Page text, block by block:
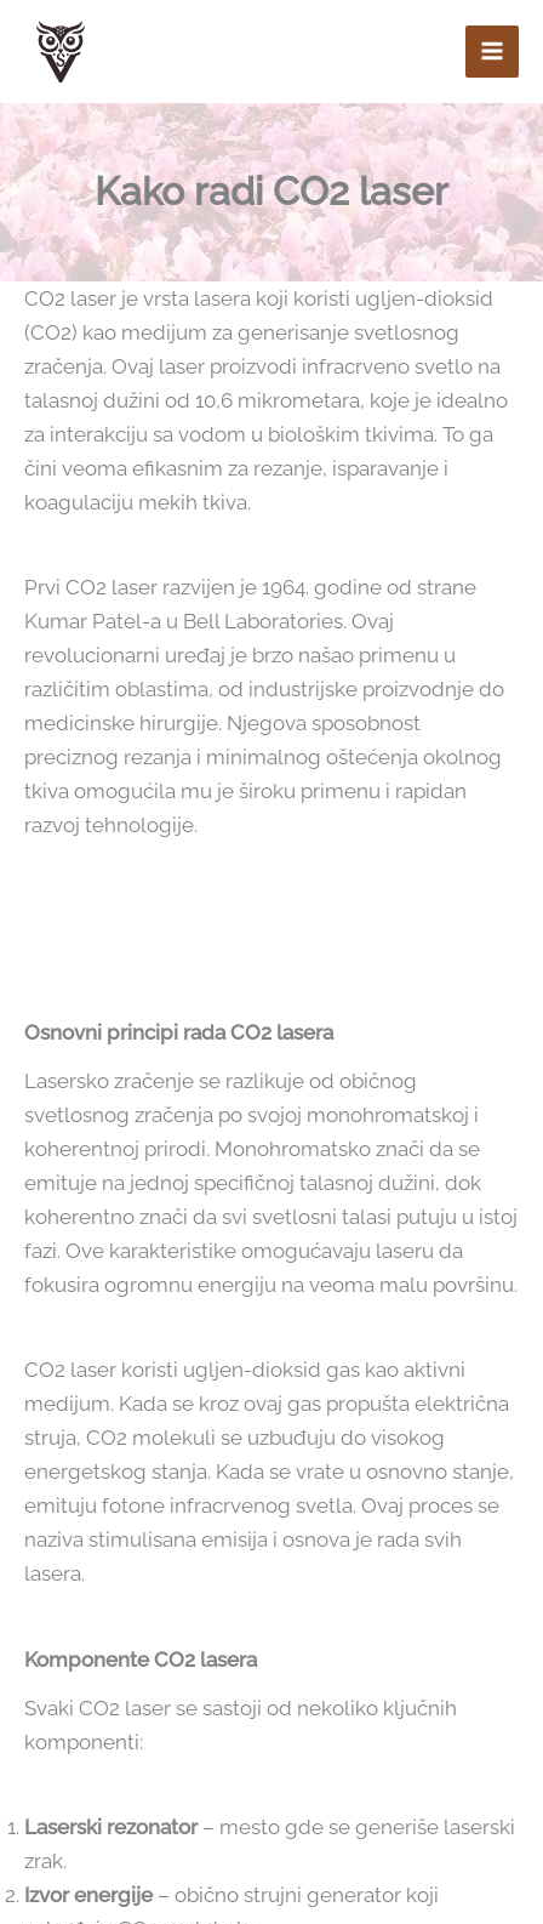
Pređi
sadržaj
Kako radi CO2 laser
CO2 laser je vrsta lasera koji koristi ugljen-dioksid
(CO2) kao medijum za generisanje svetlosnog
zračenja. Ovaj laser proizvodi infracrveno svetlo na
talasnoj dužini od 10,6 mikrometara, koje je idealno
za interakciju sa vodom u biološkim tkivima. To ga
čini veoma efikasnim za rezanje, isparavanje i
koagulaciju mekih tkiva.
Prvi CO2 laser razvijen je 1964. godine od strane
Kumar Patel-a u Bell Laboratories. Ovaj
revolucionarni uređaj je brzo našao primenu u
različitim oblastima, od industrijske proizvodnje do
medicinske hirurgije. Njegova sposobnost
preciznog rezanja i minimalnog oštećenja okolnog
tkiva omogućila mu je široku primenu i rapidan
razvoj tehnologije.
Osnovni principi rada CO2 lasera
Lasersko zračenje se razlikuje od običnog
svetlosnog zračenja po svojoj monohromatskoj i
koherentnoj prirodi. Monohromatsko znači da se
emituje na jednoj specifičnoj talasnoj dužini, dok
koherentno znači da svi svetlosni talasi putuju u istoj
fazi. Ove karakteristike omogućavaju laseru da
fokusira ogromnu energiju na veoma malu površinu.
CO2 laser koristi ugljen-dioksid gas kao aktivni
medijum. Kada se kroz ovaj gas propušta električna
struja, CO2 molekuli se uzbuđuju do visokog
energetskog stanja. Kada se vrate u osnovno stanje,
emituju fotone infracrvenog svetla. Ovaj proces se
naziva stimulisana emisija i osnova je rada svih
lasera.
Komponente CO2 lasera
Svaki CO2 laser se sastoji od nekoliko ključnih
komponenti:
Laserski rezonator– mesto gde se generiše laserski
zrak.
Izvor energije– obično strujni generator koji